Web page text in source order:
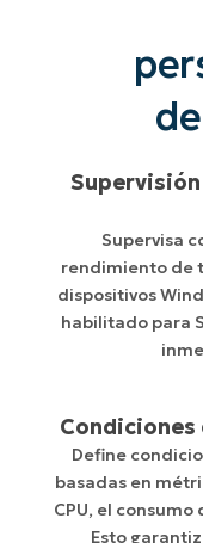
Supervisa
rendimiento de
dispositivos
habilitado para
Define
basadas en
CPU, el
Esto